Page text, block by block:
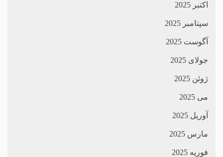
اکتبر 2025
سپتامبر 2025
آگوست 2025
جولای 2025
ژوئن 2025
می 2025
آوریل 2025
مارس 2025
فوریه 2025